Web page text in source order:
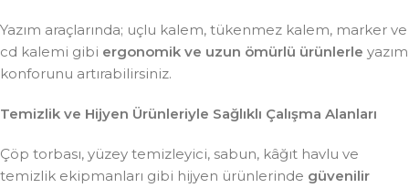
Yazım araçlarında; uçlu kalem, tükenmez kalem, marker ve
cd kalemi gibi ergonomik ve uzun ömürlü ürünlerle yazım
konforunu artırabilirsiniz.
Temizlik ve Hijyen Ürünleriyle Sağlıklı Çalışma Alanları
Çöp torbası, yüzey temizleyici, sabun, kâğıt havlu ve
temizlik ekipmanları gibi hijyen ürünlerinde güvenilir